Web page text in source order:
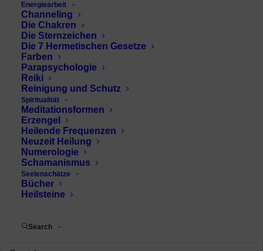
Energiearbeit
Channeling
Die Chakren
Die Sternzeichen
Die 7 Hermetischen Gesetze
Farben
Parapsychologie
Reiki
Reinigung und Schutz
Spiritualität
Meditationsformen
Erzengel
Heilende Frequenzen
Neuzeit Heilung
Numerologie
Schamanismus
Seelenschätze
Bücher
Heilsteine
Search
Numerologie zur
Lebensgestaltung